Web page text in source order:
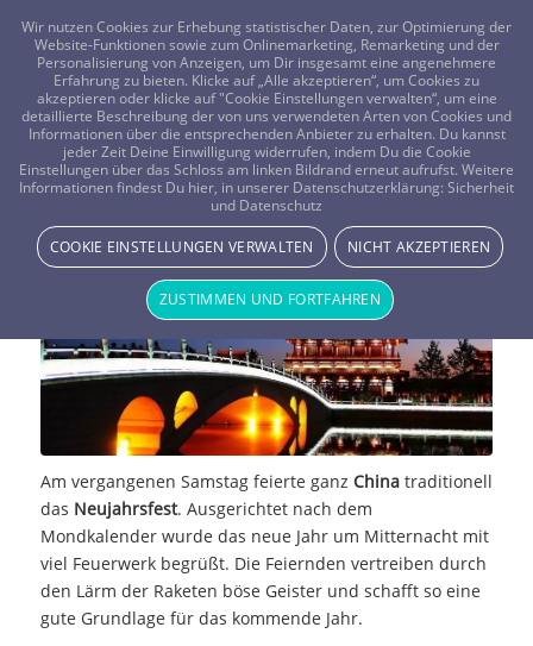
FRAGEN? KOSTENLOS ANRUFEN: 0800-8478266
2017 – Das Jahr des Feuer-Hahns
Am vergangenen Samstag feierte ganz Chinatraditionell
das Neujahrsfest. Ausgerichtet nach dem
Mondkalender wurde das neue Jahr um Mitternacht mit
viel Feuerwerk begrüßt. Die Feiernden vertreiben durch
den Lärm der Raketen böse Geister und schafft so eine
gute Grundlage für das kommende Jahr.
Wir nutzen Cookies zur Erhebung statistischer Daten, zur Optimierung der
Website-Funktionen sowie zum Onlinemarketing, Remarketing und der
Personalisierung von Anzeigen, um Dir insgesamt eine angenehmere
Erfahrung zu bieten. Klicke auf „Alle akzeptieren“, um Cookies zu
akzeptieren oder klicke auf "Cookie Einstellungen verwalten“, um eine
detaillierte Beschreibung der von uns verwendeten Arten von Cookies und
Informationen über die entsprechenden Anbieter zu erhalten. Du kannst
jeder Zeit Deine Einwilligung widerrufen, indem Du die Cookie
Einstellungen über das Schloss am linken Bildrand erneut aufrufst. Weitere
Informationen findest Du hier, in unserer Datenschutzerklärung: Sicherheit
und Datenschutz
COOKIE EINSTELLUNGEN VERWALTEN NICHT AKZEPTIEREN
ZUSTIMMEN UND FORTFAHREN